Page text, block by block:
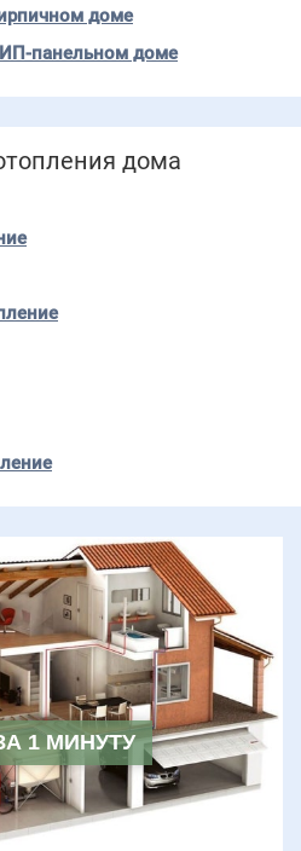
доме
панельном доме
дома
1 МИНУТУ